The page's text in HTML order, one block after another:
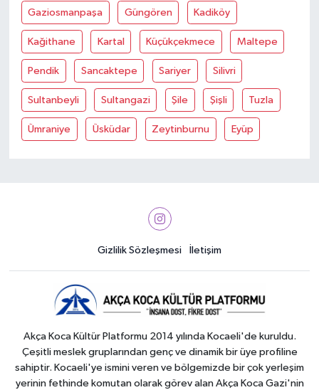
Gaziosmanpaşa Güngören Kadiköy
Kağithane Kartal Küçükçekmece Maltepe
Pendik Sancaktepe Sariyer Silivri
Sultanbeyli Sultangazi Şile Şişli Tuzla
Ümraniye Üsküdar Zeytinburnu Eyüp
Gizlilik Sözleşmesi İletişim
Akça Koca Kültür Platformu 2014 yılında Kocaeli'de kuruldu.
Çeşitli meslek gruplarından genç ve dinamik bir üye profiline
sahiptir. Kocaeli'ye ismini veren ve bölgemizde bir çok yerleşim
yerinin fethinde komutan olarak görev alan Akça Koca Gazi'nin